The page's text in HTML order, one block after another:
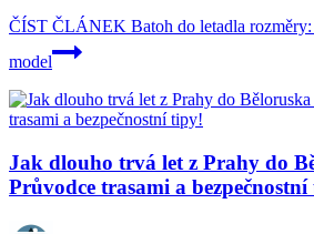
ČÍST ČLÁNEK Batoh do letadla
model
Jak dlouho trvá let z Prahy do
Průvodce trasami a